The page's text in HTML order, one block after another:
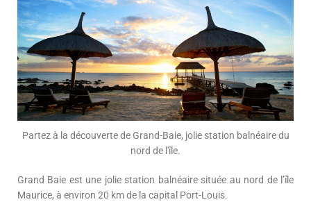
Partez à la découverte de Grand-Baie, jolie station balnéaire du
nord de l'île.
Grand Baie est une jolie station balnéaire située au nord de l’île
Maurice, à environ 20 km de la capital Port-Louis.